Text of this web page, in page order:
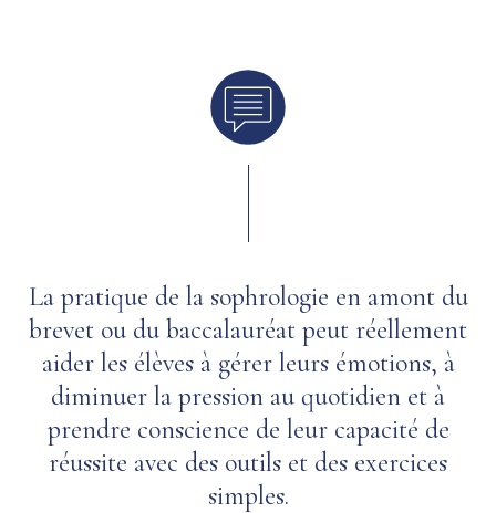
La pratique de la sophrologie en amont du
brevet ou du baccalauréat peut réellement
aider les élèves à gérer leurs émotions, à
diminuer la pression au quotidien et à
prendre conscience de leur capacité de
réussite avec des outils et des exercices
simples.